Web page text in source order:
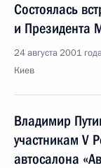
Состоялась
и Президента
24 августа 2001
Киев
Владимир
участникам V
автосалона